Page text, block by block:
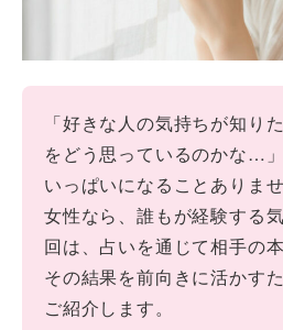
「好きな人の気持ちが知り
をどう思っているのかな…
いっぱいになることありま
女性なら、誰もが経験する
回は、占いを通じて相手の
その結果を前向きに活かす
ご紹介します。